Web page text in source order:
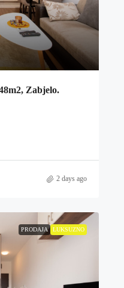
Zabjelo.
2 days ago
PRODAJA LUKSUZNO